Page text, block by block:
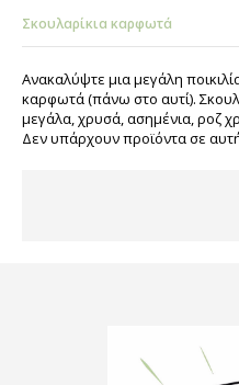
Σκουλαρίκια καρφωτά
Ανακαλύψτε μια μεγάλη
καρφωτά (πάνω στο αυτί).
μεγάλα, χρυσά, ασημένια, ροζ
Δεν υπάρχουν προϊόντα σε